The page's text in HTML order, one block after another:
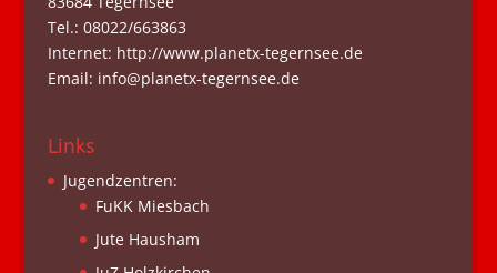
Tel.: 08022/663863
Internet: http://www.planetx-tegernsee.de
Email: info@planetx-tegernsee.de
Links
Jugendzentren:
FuKK Miesbach
Jute Hausham